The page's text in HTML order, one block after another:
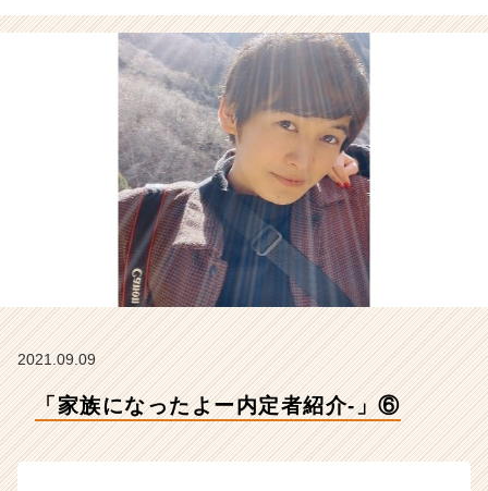
⑥
【株
会
社
P
L
E
C
T
I
O
N
ラ
2021.09.09
「家族になったよー内定者紹介‐」⑥